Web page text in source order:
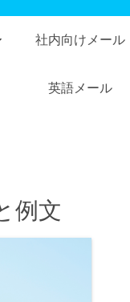
社内向けメール
英語メール
例文